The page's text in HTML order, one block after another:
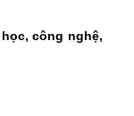
công nghệ,